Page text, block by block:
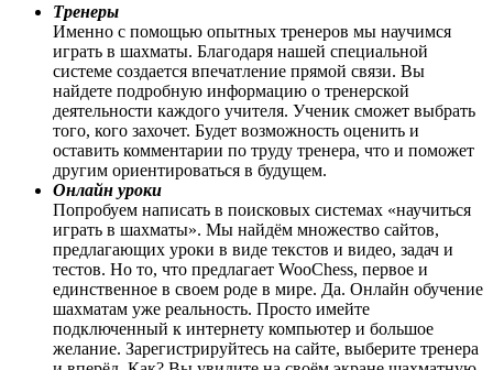
Тренеры
Именно с помощью опытных тренеров мы научимся
играть в шахматы. Благодаря нашей специальной
системе создается впечатление прямой связи. Вы
найдете подробную информацию о тренерской
деятельности каждого учителя. Ученик сможет выбрать
того, кого захочет. Будет возможность оценить и
оставить комментарии по труду тренера, что и поможет
другим ориентироваться в будущем.
Онлайн уроки
Попробуем написать в поисковых системах «научиться
играть в шахматы». Мы найдём множество сайтов,
предлагающих уроки в виде текстов и видео, задач и
тестов. Но то, что предлагает WooChess, первое и
единственное в своем роде в мире. Да. Онлайн обучение
шахматам уже реальность. Просто имейте
подключенный к интернету компьютер и большое
желание. Зарегистрируйтесь на сайте, выберите тренера